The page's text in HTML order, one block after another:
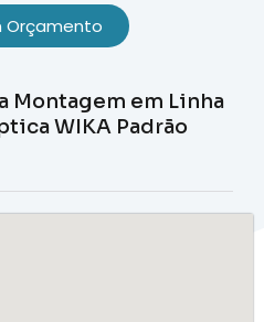
Orçamento
Montagem em Linha
WIKA Padrão